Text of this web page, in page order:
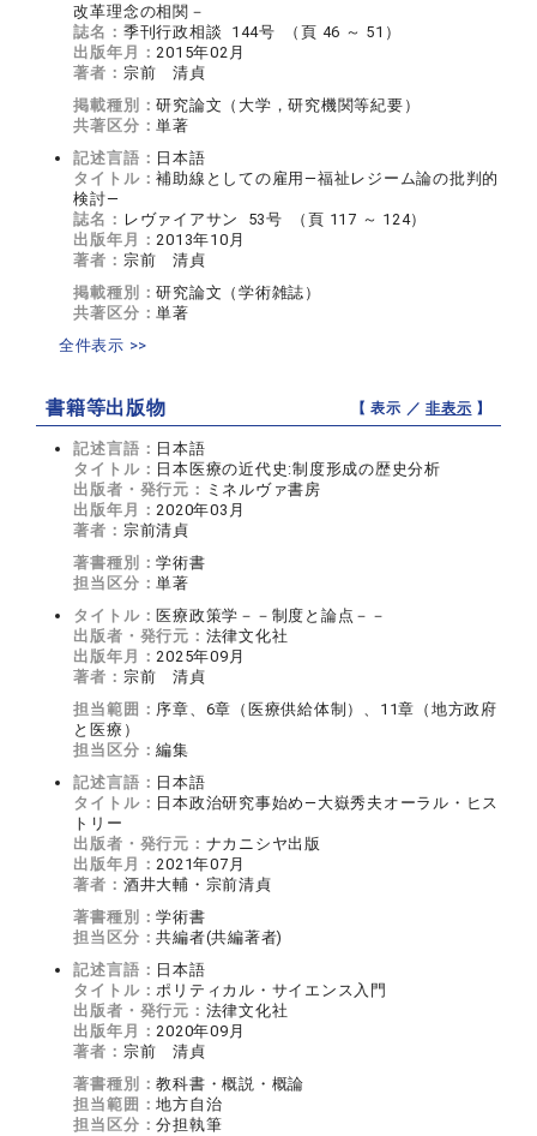
改革理念の相関－
誌名： 季刊行政相談 144号 （頁 46 ～ 51）
出版年月：2015年02月
著者： 宗前 清貞
掲載種別：研究論文（大学，研究機関等紀要）
共著区分：単著
記述言語： 日本語
タイトル：補助線としての雇用―福祉レジーム論の批判的
検討―
誌名： レヴァイアサン 53号 （頁 117 ～ 124）
出版年月：2013年10月
著者： 宗前 清貞
掲載種別：研究論文（学術雑誌）
共著区分：単著
全件表示 >>
書籍等出版物 【 表示 ／非表示 】
記述言語： 日本語
タイトル： 日本医療の近代史:制度形成の歴史分析
出版者・発行元： ミネルヴァ書房
出版年月：2020年03月
著者： 宗前清貞
著書種別：学術書
担当区分：単著
タイトル： 医療政策学－－制度と論点－－
出版者・発行元： 法律文化社
出版年月：2025年09月
著者： 宗前 清貞
担当範囲： 序章、6章（医療供給体制）、11章（地方政府
と医療）
担当区分：編集
記述言語： 日本語
タイトル： 日本政治研究事始め―大嶽秀夫オーラル・ヒス
トリー
出版者・発行元： ナカニシヤ出版
出版年月：2021年07月
著者： 酒井大輔・宗前清貞
著書種別：学術書
担当区分：共編者(共編著者)
記述言語： 日本語
タイトル：ポリティカル・サイエンス入門
出版者・発行元： 法律文化社
出版年月：2020年09月
著者： 宗前 清貞
著書種別：教科書・概説・概論
担当範囲：地方自治
担当区分：分担執筆